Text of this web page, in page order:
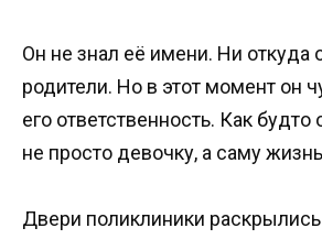
Он не знал её имени. Ни откуда
родители. Но в этот момент он
его ответственность. Как будто
не просто девочку, а саму
Двери поликлиники